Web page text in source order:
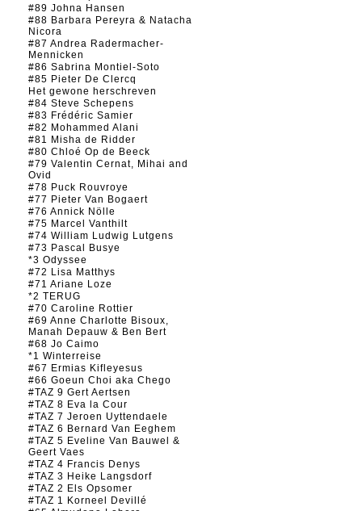
#89 Johna Hansen
#88 Barbara Pereyra & Natacha
Nicora
#87 Andrea Radermacher-
Mennicken
#86 Sabrina Montiel-Soto
#85 Pieter De Clercq
Het gewone herschreven
#84 Steve Schepens
#83 Frédéric Samier
#82 Mohammed Alani
#81 Misha de Ridder
#80 Chloé Op de Beeck
#79 Valentin Cernat, Mihai and
Ovid
#78 Puck Rouvroye
#77 Pieter Van Bogaert
#76 Annick Nölle
#75 Marcel Vanthilt
#74 William Ludwig Lutgens
#73 Pascal Busye
*3 Odyssee
#72 Lisa Matthys
#71 Ariane Loze
*2 TERUG
#70 Caroline Rottier
#69 Anne Charlotte Bisoux,
Manah Depauw & Ben Bert
#68 Jo Caimo
*1 Winterreise
#67 Ermias Kifleyesus
#66 Goeun Choi aka Chego
#TAZ 9 Gert Aertsen
#TAZ 8 Eva la Cour
#TAZ 7 Jeroen Uyttendaele
#TAZ 6 Bernard Van Eeghem
#TAZ 5 Eveline Van Bauwel &
Geert Vaes
#TAZ 4 Francis Denys
#TAZ 3 Heike Langsdorf
#TAZ 2 Els Opsomer
#TAZ 1 Korneel Devillé